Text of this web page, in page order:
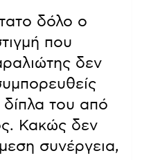
δόλο ο
που
δεν
δίπλα του από
Κακώς δεν
συνέργεια,